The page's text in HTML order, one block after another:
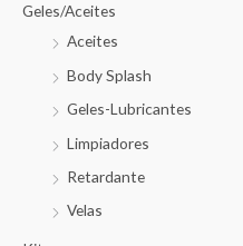
Geles/Aceites
Aceites
Body Splash
Geles-Lubricantes
Limpiadores
Retardante
Velas